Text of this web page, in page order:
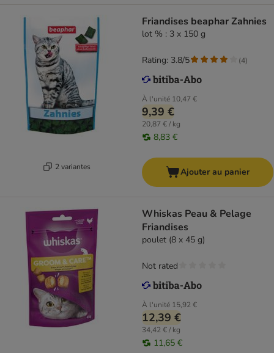
2 variantes
Friandises beaphar Zahnies
lot % : 3 x 150 g
À l'unité 10,47 €
9,39 €
20,87 € / kg
8,83 €
Rating: 3.8/5 (4)
Ajouter au panier
Whiskas Peau & Pelage
Friandises
poulet (8 x 45 g)
À l'unité 15,92 €
12,39 €
34,42 € / kg
11,65 €
Not rated